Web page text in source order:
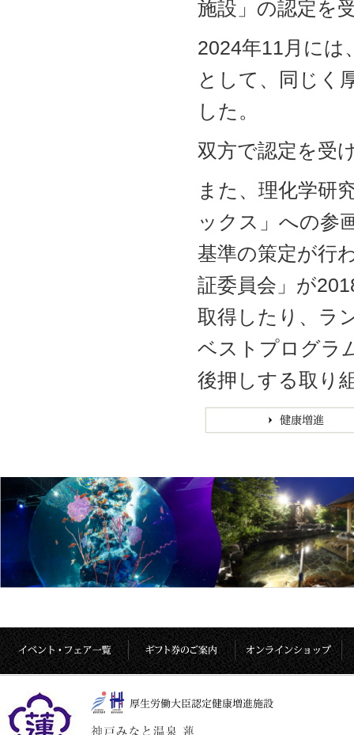
施設」の認定を
2024年11月には
として、同じく
した。
双方で認定を受
また、理化学研
ックス」への参
基準の策定が行
証委員会」が
取得したり、ラ
ベストプログラ
後押しする取り